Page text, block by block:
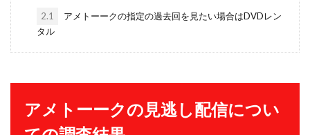
2.1
アメトーークの指定の過去回を見たい場合はDVDレン
タル
アメトーークの見逃し配信につい